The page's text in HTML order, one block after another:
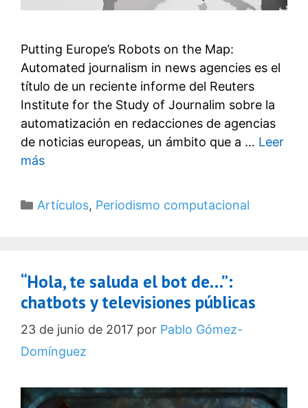
Putting Europe’s Robots on the Map:
Automated journalism in news agencies es el
título de un reciente informe del Reuters
Institute for the Study of Journalim sobre la
automatización en redacciones de agencias
de noticias europeas, un ámbito que a … Leer
más
Categorías
Artículos, Periodismo computacional
“Hola, te saluda el bot de…”:
chatbots y televisiones públicas
23 de junio de 2017 por Pablo Gómez-
Domínguez